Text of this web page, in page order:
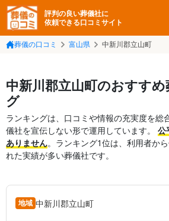
評判の良い葬儀社に
依頼できる口コミサイト
葬儀の口コミ 富山県 中新川郡立山町
中新川郡立山町のおすす
グ
ランキングは、口コミや情報の充実度を総
儀社を宣伝しない形で運用しています。 公
ありません。ランキング1位は、利用者か
れた実績が多い葬儀社です。
地域 中新川郡立山町